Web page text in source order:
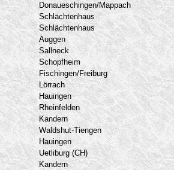
Donaueschingen/Mappach
Schlächtenhaus
Schlächtenhaus
Auggen
Sallneck
Schopfheim
Fischingen/Freiburg
Lörrach
Hauingen
Rheinfelden
Kandern
Waldshut-Tiengen
Hauingen
Uetliburg (CH)
Kandern